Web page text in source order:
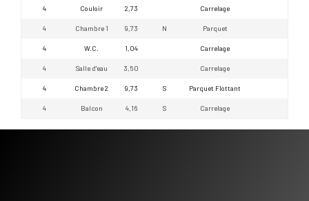
4 Couloir 2,73 Carrelage
4 Chambre 1 9,73 N Parquet
4 W.C. 1,04 Carrelage
4 Salle d'eau 3,50 Carrelage
4 Chambre 2 9,73 S Parquet Flottant
4 Balcon 4,16 S Carrelage